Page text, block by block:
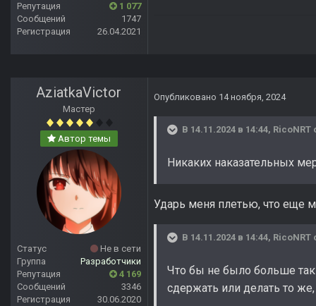
Репутация
1 077
Сообщений
1747
Регистрация
26.04.2021
AziatkaVictor
Мастер
Автор темы
Статус
Не в сети
Группа
Разработчики
Репутация
4 169
Сообщений
3346
Регистрация
30.06.2020
Опубликовано 14 ноября, 2024
В 14.11.2024 в 14:44, RicoNRT
Никаких наказательных
Ударь меня плетью, что еще
В 14.11.2024 в 14:44, RicoNRT
Что бы не было больше
сдержать или делать то